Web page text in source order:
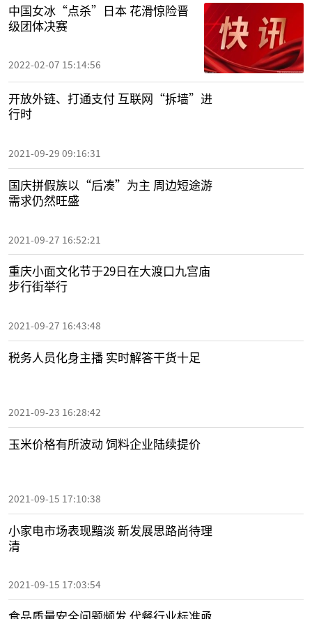
中国女冰“点杀”日本 花滑惊险晋
级团体决赛
2022-02-07 15:14:56
开放外链、打通支付 互联网“拆墙”进
行时
2021-09-29 09:16:31
国庆拼假族以“后凑”为主 周边短途游
需求仍然旺盛
2021-09-27 16:52:21
重庆小面文化节于29日在大渡口九宫庙
步行街举行
2021-09-27 16:43:48
税务人员化身主播 实时解答干货十足
2021-09-23 16:28:42
玉米价格有所波动 饲料企业陆续提价
2021-09-15 17:10:38
小家电市场表现黯淡 新发展思路尚待理
清
2021-09-15 17:03:54